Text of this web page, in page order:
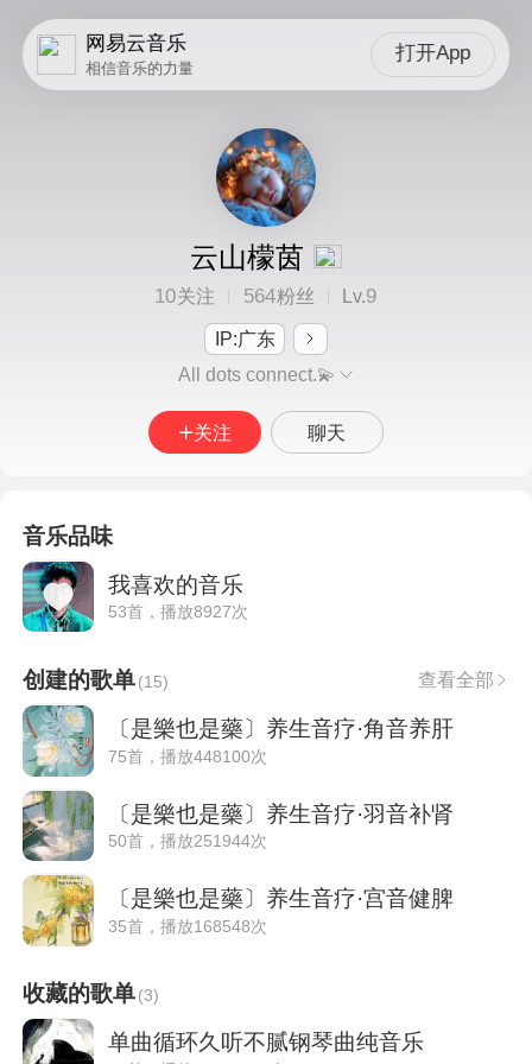
网易云音乐
相信音乐的力量
打开App
云山檬茵
10关注 564粉丝 Lv.9
IP:广东
All dots connect.💫
关注 聊天
音乐品味
我喜欢的音乐
53首，播放8927次
创建的歌单(15) 查看全部
〔是樂也是藥〕养生音疗·角音养肝
75首，播放448100次
〔是樂也是藥〕养生音疗·羽音补肾
50首，播放251944次
〔是樂也是藥〕养生音疗·宫音健脾
35首，播放168548次
收藏的歌单(3)
单曲循环久听不腻钢琴曲纯音乐